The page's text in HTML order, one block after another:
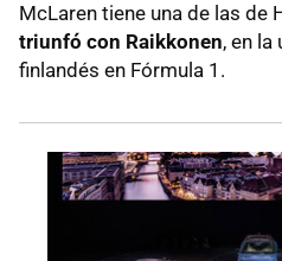
McLaren tiene una de las de
triunfó con Raikkonen, en la
finlandés en Fórmula 1.